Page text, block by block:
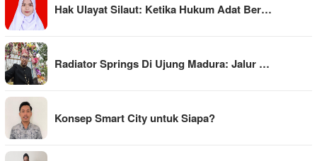
Hak Ulayat Silaut: Ketika Hukum Adat Ber…
Radiator Springs Di Ujung Madura: Jalur …
Konsep Smart City untuk Siapa?